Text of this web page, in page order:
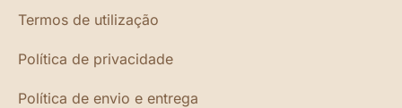
Termos de utilização
Política de privacidade
Política de envio e entrega